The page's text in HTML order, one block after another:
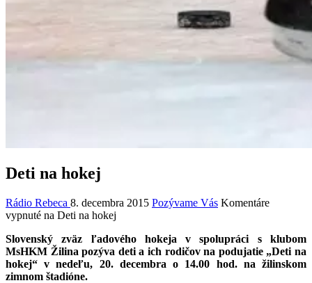
Deti na hokej
Rádio Rebeca 8. decembra 2015 Pozývame Vás Komentáre
vypnuté na Deti na hokej
Slovenský zväz ľadového hokeja v spolupráci s klubom
MsHKM Žilina pozýva deti a ich rodičov na podujatie „Deti na
hokej“ v nedeľu, 20. decembra o 14.00 hod. na žilinskom
zimnom štadióne.